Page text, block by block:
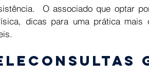
O associado que optar
dicas para uma prática mais